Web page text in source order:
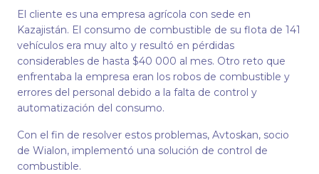
El cliente es una empresa agrícola con sede en
Kazajistán. El consumo de combustible de su flota de 141
vehículos era muy alto y resultó en pérdidas
considerables de hasta $40 000 al mes. Otro reto que
enfrentaba la empresa eran los robos de combustible y
errores del personal debido a la falta de control y
automatización del consumo.
Con el fin de resolver estos problemas, Avtoskan, socio
de Wialon, implementó una solución de control de
combustible.